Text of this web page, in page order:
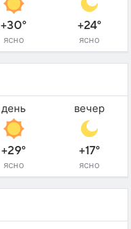
+30°
ясно
+24°
ясно
день
+29°
ясно
вечер
+17°
ясно